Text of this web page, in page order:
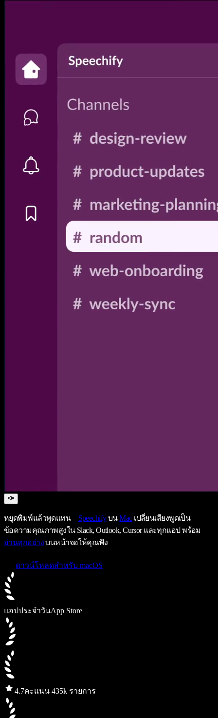
หยุดพิมพ์แล้วพูดแทน—SpeechifyบนMacเปลี่ยนเสียงพูดเป็น
ข้อความคุณภาพสูงใน Slack, Outlook, Cursor และทุกแอป พร้อม
อ่านทุกอย่างบนหน้าจอให้คุณฟัง
ดาวน์โหลดสำหรับ macOS
แอปประจำวันApp Store
4.7คะแนน 435k รายการ